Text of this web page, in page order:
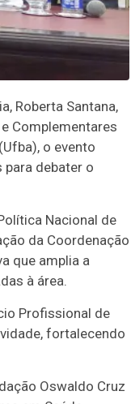
Roberta Santana,
Complementares
o evento
debater o
Nacional de
da Coordenação
que amplia a
à área.
Profissional de
fortalecendo
Oswaldo Cruz